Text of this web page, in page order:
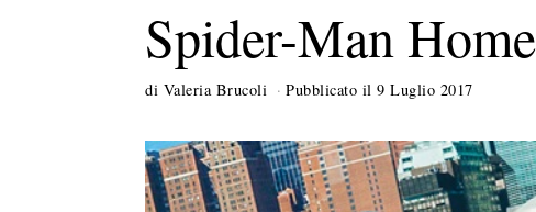
Spider-Man
di Valeria Brucoli Pubblicato il 9 Luglio 2017
u
g
l